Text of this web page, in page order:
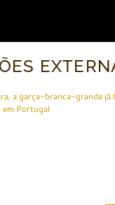
a garça-branca-grande já
em Portugal